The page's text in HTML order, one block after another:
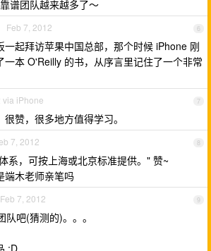
谱团队越来越多了～
6
Feb 7, 2012
一起拜访苹果中国总部，那个时候 iPhone 刚
一本 O'Reilly 的书，从序言里记住了一个非常
7
via iPhone
赞，很多地方值得学习。
8
7, 2012
系，可按上海或北京标准提供。" 赞~
端木老师亲笔吗
9
Feb 7, 2012
吧(猜测的)。。。
:D